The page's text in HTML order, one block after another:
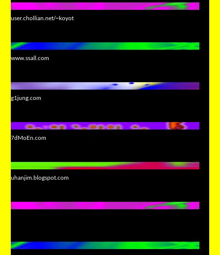
user.chollian.net/~koyot
www.ssall.com
g1jung.com
7dMoEn.com
uhanjim.blogspot.com